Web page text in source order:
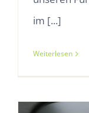
im [...]
Weiterlesen